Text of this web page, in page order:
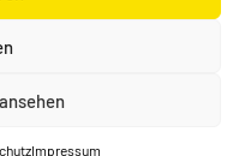
Impressum
von